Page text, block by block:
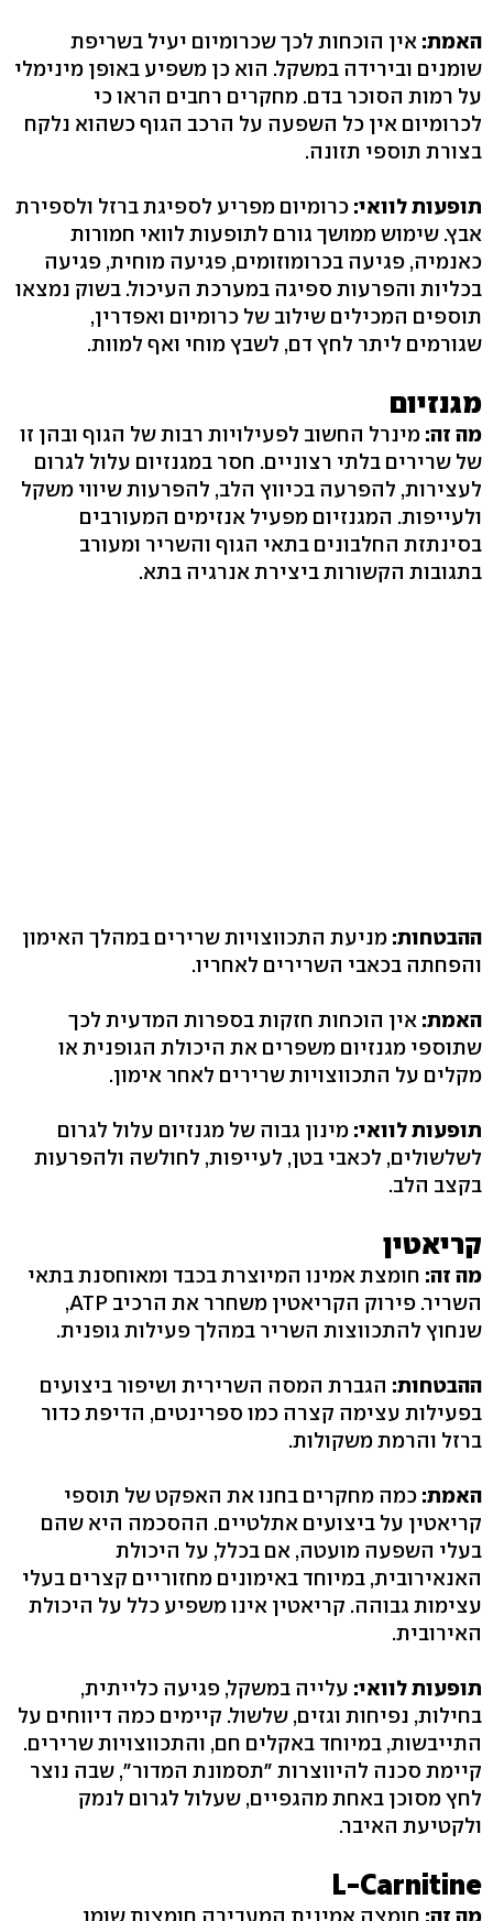
האמת: אין הוכחות לכך שכרומיום יעיל בשריפת
שומנים ובירידה במשקל. הוא כן משפיע באופן מינימלי
על רמות הסוכר בדם. מחקרים רחבים הראו כי
לכרומיום אין כל השפעה על הרכב הגוף כשהוא נלקח
בצורת תוספי תזונה.
תופעות לוואי: כרומיום מפריע לספיגת ברזל ולספירת
אבץ. שימוש ממושך גורם לתופעות לוואי חמורות
כאנמיה, פגיעה בכרומוזומים, פגיעה מוחית, פגיעה
בכליות והפרעות ספיגה במערכת העיכול. בשוק נמצאו
תוספים המכילים שילוב של כרומיום ואפדרין,
שגורמים ליתר לחץ דם, לשבץ מוחי ואף למוות.
מגנזיום
מה זה: מינרל החשוב לפעילויות רבות של הגוף ובהן זו
של שרירים בלתי רצוניים. חסר במגנזיום עלול לגרום
לעצירות, להפרעה בכיווץ הלב, להפרעות שיווי משקל
ולעייפות. המגנזיום מפעיל אנזימים המעורבים
בסינתזת החלבונים בתאי הגוף והשריר ומעורב
בתגובות הקשורות ביצירת אנרגיה בתא.
ההבטחות: מניעת התכווצויות שרירים במהלך האימון
והפחתה בכאבי השרירים לאחריו.
האמת: אין הוכחות חזקות בספרות המדעית לכך
שתוספי מגנזיום משפרים את היכולת הגופנית או
מקלים על התכווצויות שרירים לאחר אימון.
תופעות לוואי: מינון גבוה של מגנזיום עלול לגרום
לשלשולים, לכאבי בטן, לעייפות, לחולשה ולהפרעות
בקצב הלב.
קריאטין
מה זה: חומצת אמינו המיוצרת בכבד ומאוחסנת בתאי
השריר. פירוק הקריאטין משחרר את הרכיב ATP,
שנחוץ להתכווצות השריר במהלך פעילות גופנית.
ההבטחות: הגברת המסה השרירית ושיפור ביצועים
בפעילות עצימה קצרה כמו ספרינטים, הדיפת כדור
ברזל והרמת משקולות.
האמת: כמה מחקרים בחנו את האפקט של תוספי
קריאטין על ביצועים אתלטיים. ההסכמה היא שהם
בעלי השפעה מועטה, אם בכלל, על היכולת
האנאירובית, במיוחד באימונים מחזוריים קצרים בעלי
עצימות גבוהה. קריאטין אינו משפיע כלל על היכולת
האירובית.
תופעות לוואי: עלייה במשקל, פגיעה כלייתית,
בחילות, נפיחות וגזים, שלשול. קיימים כמה דיווחים על
התייבשות, במיוחד באקלים חם, והתכווצויות שרירים.
קיימת סכנה להיווצרות "תסמונת המדור", שבה נוצר
לחץ מסוכן באחת מהגפיים, שעלול לגרום לנמק
ולקטיעת האיבר.
L-Carnitine
מה זה: חומצה אמינית המעבירה חומצות שומן